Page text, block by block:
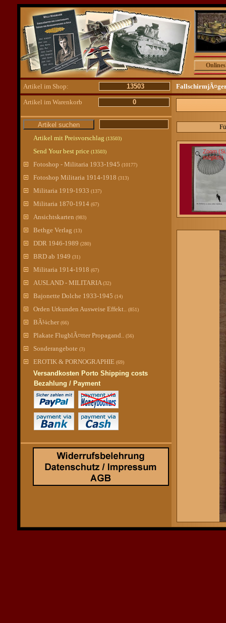
Artikel im Shop: 13503
Artikel im Warenkorb 0
Artikel mit Preisvorschlag (13503)
Send Your best price (13503)
Fotoshop - Militaria 1933-1945 (10177)
Fotoshop Militaria 1914-1918 (313)
Militaria 1919-1933 (137)
Militaria 1870-1914 (67)
Ansichtskarten (983)
Bethge Verlag (13)
DDR 1946-1989 (280)
BRD ab 1949 (31)
Militaria 1914-1918 (67)
AUSLAND - MILITARIA (32)
Bajonette Dolche 1933-1945 (14)
Orden Urkunden Ausweise Effekt.. (851)
BÃ¼cher (66)
Plakate FlugblÃ¤tter Propagand.. (56)
Sonderangebote (3)
EROTIK & PORNOGRAPHIE (69)
Versandkosten Porto Shipping costs
Bezahlung / Payment
Zoom
möglich)